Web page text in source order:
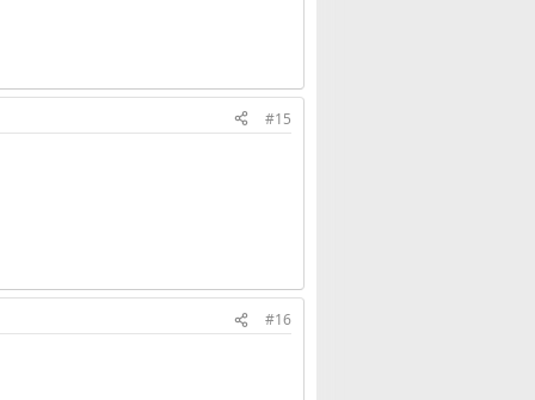
#15
#16